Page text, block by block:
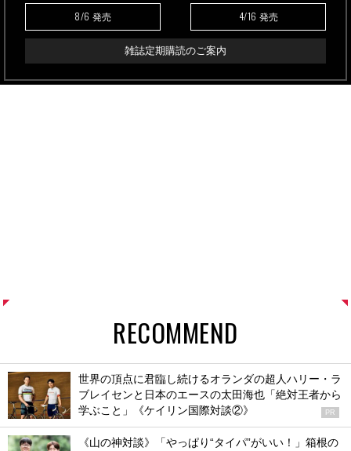
8/6 発売 4/16 発売
雑誌定期購読のご案内
RECOMMEND
世界の頂点に君臨し続けるオランダの超人ハリー・ラ
ブレイセンと日本のエースの太田海也「絶対王者から
学ぶこと」《ケイリン国際対談②》
PR
《山の神対談》「やっぱり“タイパ”がいい！」箱根の